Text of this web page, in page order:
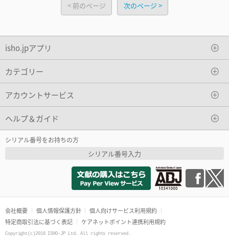
前のページ 次のページ
isho.jpアプリ
カテゴリー
アカウントサービス
ヘルプ＆ガイド
シリアル番号をお持ちの方
シリアル番号入力
会社概要 個人情報保護方針
個人向けサービス利用規約
特定商取引法に基づく表記
ケアネットポイント連携利用規約
Copyright(c)2016 ISHO-JP Ltd. All rights reserved.